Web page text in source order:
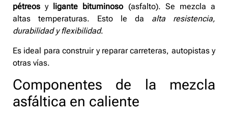
pétreos y ligante bituminoso (asfalto). Se mezcla a
altas temperaturas. Esto le da alta resistencia,
durabilidad y flexibilidad.
Es ideal para construir y reparar carreteras, autopistas y
otras vías.
Componentes de la mezcla
asfáltica en caliente